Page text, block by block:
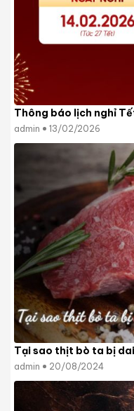
Thông báo lịch nghỉ
admin 13/02/2026
Tại sao thịt bò ta bị
admin 20/08/2024